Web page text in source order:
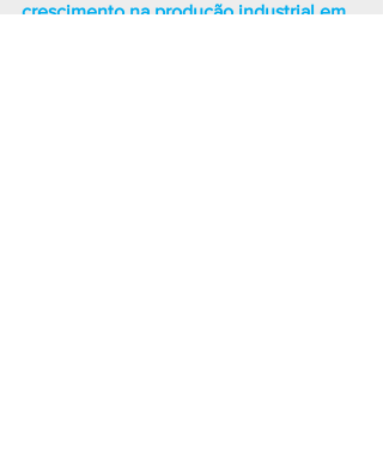
crescimento na produção industrial em